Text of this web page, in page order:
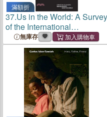
滿額折
37.Us in the World: A Survey
of the International
Perception of Contemporary
Italian Art
無庫存